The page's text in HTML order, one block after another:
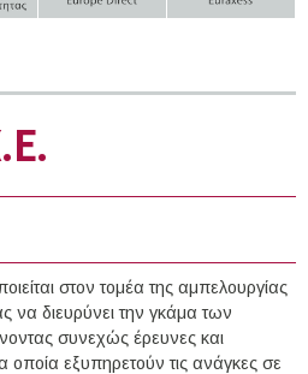
στον τομέα της αμπελουργίας
να διευρύνει την γκάμα των
συνεχώς έρευνες και
οποία εξυπηρετούν τις ανάγκες σε